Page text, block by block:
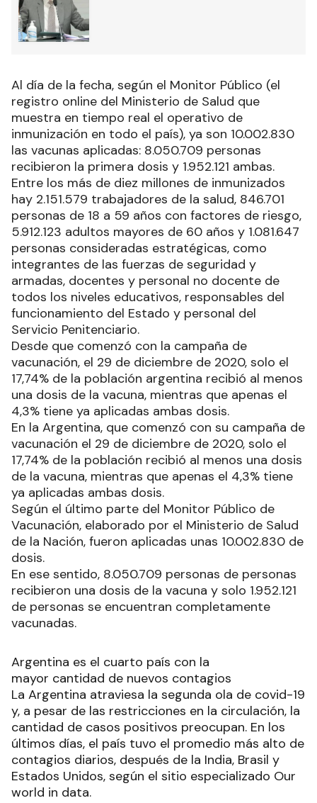
Al día de la fecha, según el Monitor Público (el
registro online del Ministerio de Salud que
muestra en tiempo real el operativo de
inmunización en todo el país), ya son 10.002.830
las vacunas aplicadas: 8.050.709 personas
recibieron la primera dosis y 1.952.121 ambas.
Entre los más de diez millones de inmunizados
hay 2.151.579 trabajadores de la salud, 846.701
personas de 18 a 59 años con factores de riesgo,
5.912.123 adultos mayores de 60 años y 1.081.647
personas consideradas estratégicas, como
integrantes de las fuerzas de seguridad y
armadas, docentes y personal no docente de
todos los niveles educativos, responsables del
funcionamiento del Estado y personal del
Servicio Penitenciario.
Desde que comenzó con la campaña de
vacunación, el 29 de diciembre de 2020, solo el
17,74% de la población argentina recibió al menos
una dosis de la vacuna, mientras que apenas el
4,3% tiene ya aplicadas ambas dosis.
En la Argentina, que comenzó con su campaña de
vacunación el 29 de diciembre de 2020, solo el
17,74% de la población recibió al menos una dosis
de la vacuna, mientras que apenas el 4,3% tiene
ya aplicadas ambas dosis.
Según el último parte del Monitor Público de
Vacunación, elaborado por el Ministerio de Salud
de la Nación, fueron aplicadas unas 10.002.830 de
dosis.
En ese sentido, 8.050.709 personas de personas
recibieron una dosis de la vacuna y solo 1.952.121
de personas se encuentran completamente
vacunadas.
Argentina es el cuarto país con la
mayor cantidad de nuevos contagios
La Argentina atraviesa la segunda ola de covid-19
y, a pesar de las restricciones en la circulación, la
cantidad de casos positivos preocupan. En los
últimos días, el país tuvo el promedio más alto de
contagios diarios, después de la India, Brasil y
Estados Unidos, según el sitio especializado Our
world in data.